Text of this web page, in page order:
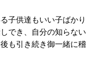
子供達もいい子ばか
でき、自分の知らな
も引き続き御一緒に